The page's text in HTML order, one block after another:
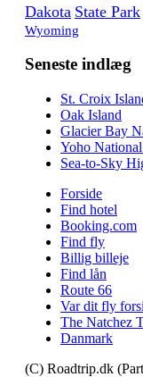
Dakota State Park
Wyoming
Seneste indlæg
St. Croix
Oak Island
Glacier Bay
Yoho
Sea-to-Sky
Forside
Find hotel
Booking.com
Find fly
Billig billeje
Find lån
Route 66
Var dit fly
The Natchez
Danmark
(C) Roadtrip.dk